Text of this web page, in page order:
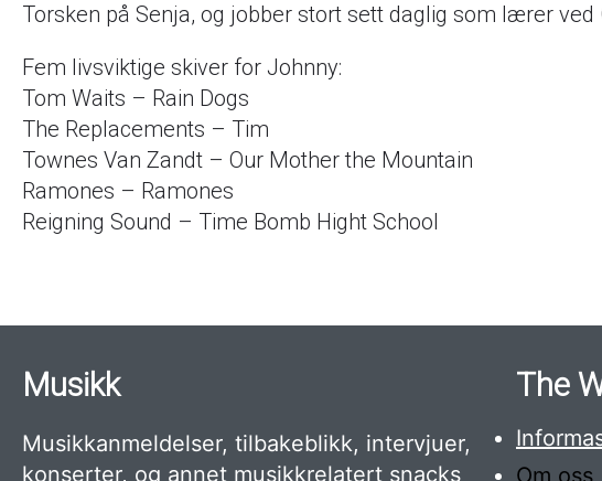
Torsken på Senja, og jobber stort sett daglig som lærer
Fem livsviktige skiver for Johnny:
Tom Waits – Rain Dogs
The Replacements – Tim
Townes Van Zandt – Our Mother the Mountain
Ramones – Ramones
Reigning Sound – Time Bomb Hight School
Musikk
Musikkanmeldelser, tilbakeblikk, intervjuer,
konserter, og annet musikkrelatert snacks
The
Om oss